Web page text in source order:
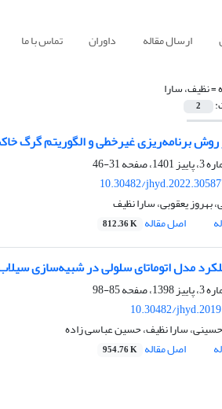
ارسال مقاله داوران تماس با ما
=نظیف، سارا
2
روش برنامه‌ریزی غیرخطی و الگوریتم گرگ
31-46
10.30482/
بهروز یعقوبی، سارا نظیف
اصل مقاله 812.36 K
مدل اتوماتای سلولی در شبیه‌سازی
85-98
10.30482/
سارا نظیف، حسین عباسی زاده
اصل مقاله 954.76 K